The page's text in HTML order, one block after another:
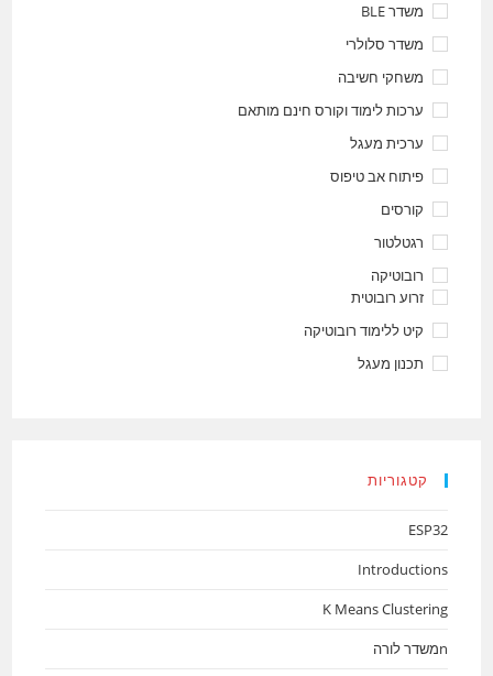
משדר BLE
משדר סלולרי
משחקי חשיבה
ערכות לימוד וקורס חינם מותאם
ערכית מעגל
פיתוח אב טיפוס
קורסים
רגטלטור
רובוטיקה
זרוע רובוטית
קיט ללימוד רובוטיקה
תכנון מעגל
קטגוריות
ESP32
Introductions
K Means Clustering
nמשדר לורה